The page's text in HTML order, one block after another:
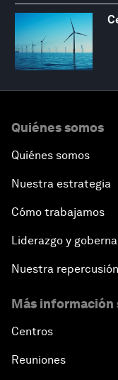
Quiénes somos
Quiénes somos
Nuestra estrategia
Cómo trabajamos
Liderazgo y
Nuestra repercusión
Más información
Centros
Reuniones